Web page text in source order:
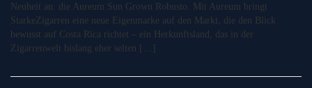
Neuheit an: die Aureum Sun Grown Robusto. Mit Aureum bringt
StarkeZigarren eine neue Eigenmarke auf den Markt, die den Blick
bewusst auf Costa Rica richtet – ein Herkunftsland, das in der
Zigarrenwelt bislang eher selten […]